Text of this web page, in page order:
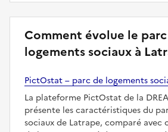
Comment évolue le
logements sociaux à
PictOstat – parc de logements
La plateforme PictOstat de la
présente les caractéristiques du
sociaux de Latrape, comparé avec